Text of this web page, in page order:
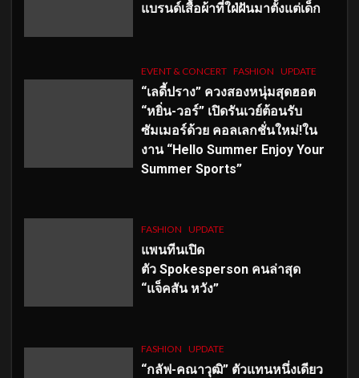
แบรนด์เสื้อผ้าที่ใฝ่ฝันมาตั้งแต่เด็ก
EVENT & CONCERT FASHION UPDATE
“เลดี้ปราง” ควงสองหนุ่มสุดฮอต
“หยิ่น-วอร์” เปิดรันเวย์ต้อนรับ
ซัมเมอร์ด้วย คอลเลกชั่นใหม่!ใน
งาน “Hello Summer Enjoy Your
Summer Sports”
FASHION UPDATE
แพนทีนเปิด
ตัว Spokesperson คนล่าสุด
“แจ็คสัน หวัง”
FASHION UPDATE
“กลัฟ-คณาวุฒิ” ตัวแทนหนึ่งเดียว